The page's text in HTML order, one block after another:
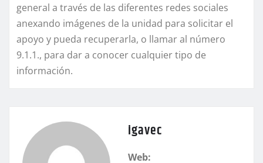
general a través de las diferentes redes sociales
anexando imágenes de la unidad para solicitar el
apoyo y pueda recuperarla, o llamar al número
9.1.1., para dar a conocer cualquier tipo de
información.
igavec
Web: